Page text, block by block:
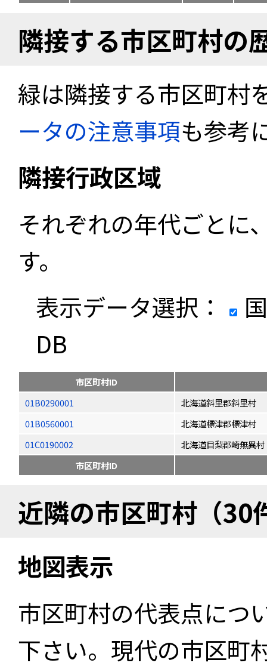
隣接する市区町村の
緑は隣接する市区町村
ータの注意事項も参考
隣接行政区域
それぞれの年代ごとに
す。
表示データ選択：
DB
市区町村ID
01B0290001
北海道斜里郡斜里村
01B0560001
北海道標津郡標津村
01C0190002
北海道目梨郡崎無異村
市区町村ID
近隣の市区町村（30
地図表示
市区町村の代表点につ
下さい。現代の市区町